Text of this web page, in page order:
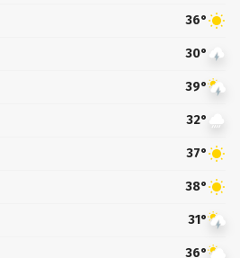
36°
30°
39°
32°
37°
38°
31°
36°